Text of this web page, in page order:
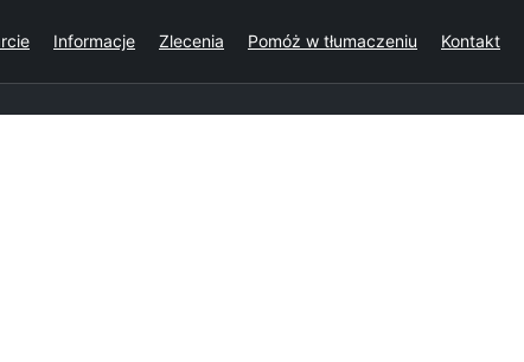
Informacje Zlecenia Pomóż w tłumaczeniu Kontakt